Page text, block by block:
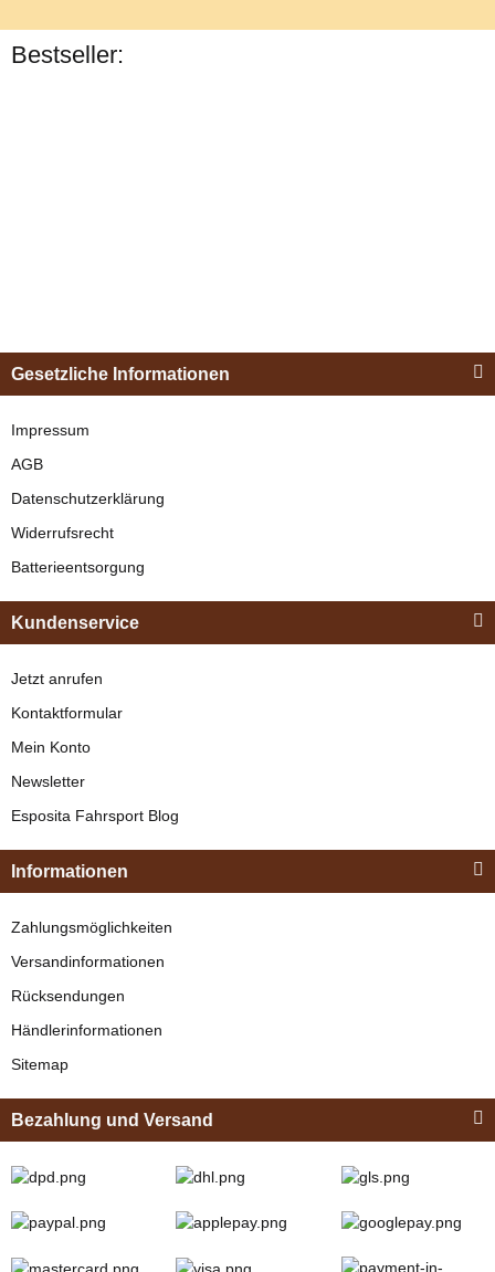
Bestseller:
"Shettyglück"
"Shettyglück"
Braun
329,00 €*
Zilco
Gesetzliche Informationen
Impressum
AGB
Datenschutzerklärung
Widerrufsrecht
Batterieentsorgung
Kundenservice
Jetzt anrufen
Kontaktformular
Mein Konto
Newsletter
Esposita Fahrsport Blog
Informationen
Zahlungsmöglichkeiten
Versandinformationen
Rücksendungen
Händlerinformationen
Sitemap
Bezahlung und Versand